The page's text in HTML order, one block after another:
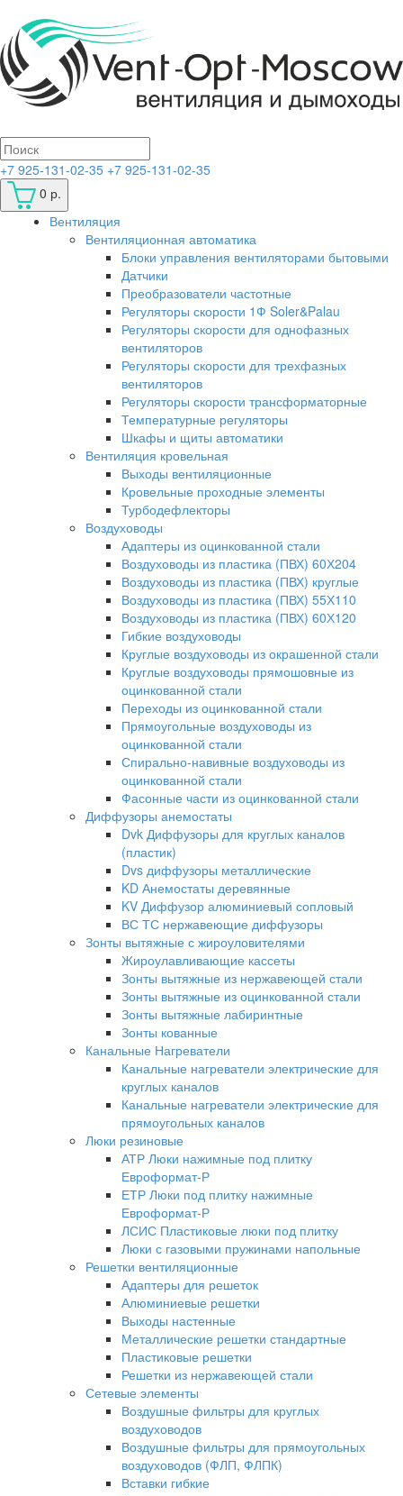
+7 925-131-02-35 +7 925-131-02-35
0 р.
Вентиляция
Вентиляционная автоматика
Блоки управления вентиляторами бытовыми
Датчики
Преобразователи частотные
Регуляторы скорости 1Ф Soler&Palau
Регуляторы скорости для однофазных
вентиляторов
Регуляторы скорости для трехфазных
вентиляторов
Регуляторы скорости трансформаторные
Температурные регуляторы
Шкафы и щиты автоматики
Вентиляция кровельная
Выходы вентиляционные
Кровельные проходные элементы
Турбодефлекторы
Воздуховоды
Адаптеры из оцинкованной стали
Воздуховоды из пластика (ПВХ) 60Х204
Воздуховоды из пластика (ПВХ) круглые
Воздуховоды из пластика (ПВХ) 55Х110
Воздуховоды из пластика (ПВХ) 60Х120
Гибкие воздуховоды
Круглые воздуховоды из окрашенной стали
Круглые воздуховоды прямошовные из
оцинкованной стали
Переходы из оцинкованной стали
Прямоугольные воздуховоды из
оцинкованной стали
Спирально-навивные воздуховоды из
оцинкованной стали
Фасонные части из оцинкованной стали
Диффузоры анемостаты
Dvk Диффузоры для круглых каналов
(пластик)
Dvs диффузоры металлические
KD Анемостаты деревянные
KV Диффузор алюминиевый сопловый
ВС ТС нержавеющие диффузоры
Зонты вытяжные с жироуловителями
Жироулавливающие кассеты
Зонты вытяжные из нержавеющей стали
Зонты вытяжные из оцинкованной стали
Зонты вытяжные лабиринтные
Зонты кованные
Канальные Нагреватели
Канальные нагреватели электрические для
круглых каналов
Канальные нагреватели электрические для
прямоугольных каналов
Люки резиновые
АТР Люки нажимные под плитку
Евроформат-Р
ЕТР Люки под плитку нажимные
Евроформат-Р
ЛСИС Пластиковые люки под плитку
Люки с газовыми пружинами напольные
Решетки вентиляционные
Адаптеры для решеток
Алюминиевые решетки
Выходы настенные
Металлические решетки стандартные
Пластиковые решетки
Решетки из нержавеющей стали
Сетевые элементы
Воздушные фильтры для круглых
воздуховодов
Воздушные фильтры для прямоугольных
воздуховодов (ФЛП, ФЛПК)
Вставки гибкие